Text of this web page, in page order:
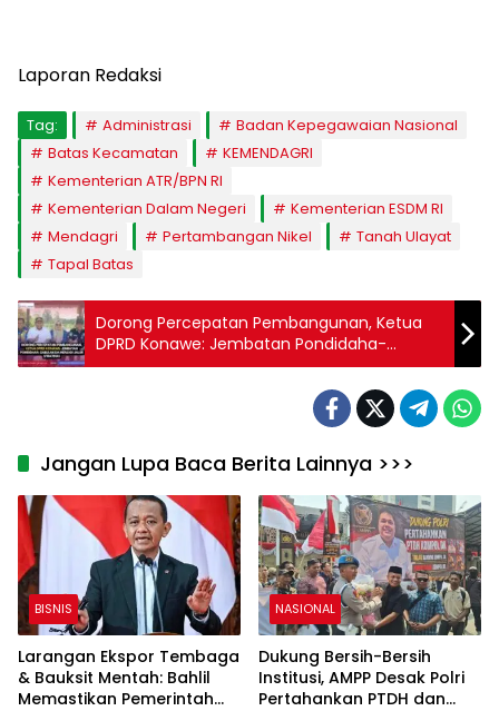
Laporan Redaksi
Tag: Administrasi
Badan Kepegawaian Nasional
Batas Kecamatan
KEMENDAGRI
Kementerian ATR/BPN RI
Kementerian Dalam Negeri
Kementerian ESDM RI
Mendagri
Pertambangan Nikel
Tanah Ulayat
Tapal Batas
Dorong Percepatan Pembangunan, Ketua
DPRD Konawe: Jembatan Pondidaha-
Sabulakoa Menjadi Jalur Strategis
Jangan Lupa Baca Berita Lainnya >>>
BISNIS
Larangan Ekspor Tembaga
& Bauksit Mentah: Bahlil
Memastikan Pemerintah
NASIONAL
Dukung Bersih-Bersih
Institusi, AMPP Desak Polri
Pertahankan PTDH dan